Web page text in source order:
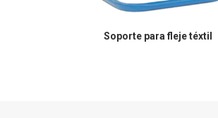
Soporte para fleje téxtil